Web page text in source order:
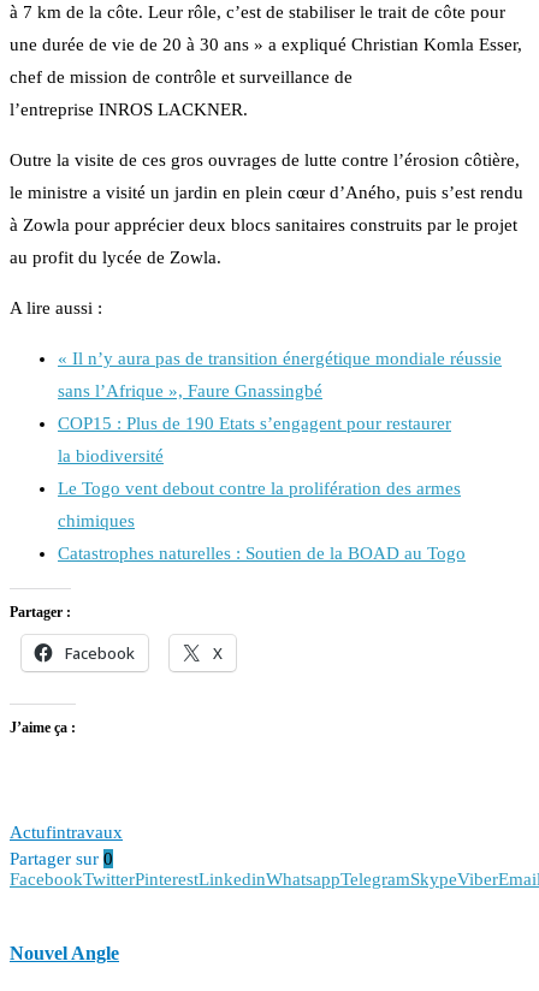
à 7 km de la côte. Leur rôle, c’est de stabiliser le trait de côte pour
une durée de vie de 20 à 30 ans » a expliqué Christian Komla Esser,
chef de mission de contrôle et surveillance de
l’entreprise INROS LACKNER.
Outre la visite de ces gros ouvrages de lutte contre l’érosion côtière,
le ministre a visité un jardin en plein cœur d’Aného, puis s’est rendu
à Zowla pour apprécier deux blocs sanitaires construits par le projet
au profit du lycée de Zowla.
A lire aussi :
« Il n’y aura pas de transition énergétique mondiale réussie
sans l’Afrique », Faure Gnassingbé
COP15 : Plus de 190 Etats s’engagent pour restaurer
la biodiversité
Le Togo vent debout contre la prolifération des armes
chimiques
Catastrophes naturelles : Soutien de la BOAD au Togo
Partager :
Facebook X
J’aime ça :
Actufintravaux
Partager sur 0
FacebookTwitterPinterestLinkedinWhatsappTelegramSkypeViber
Nouvel Angle